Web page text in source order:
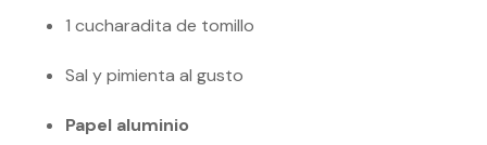
1 cucharadita de tomillo
Sal y pimienta al gusto
Papel aluminio